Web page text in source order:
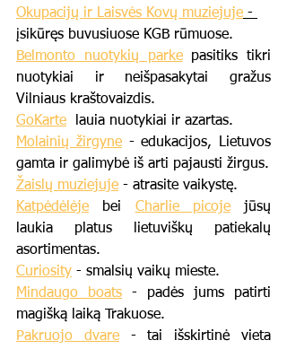
Okupacijų ir Laisvės Kovų muziejuje -
įsikūręs buvusiuose KGB rūmuose.
Belmonto nuotykių parke pasitiks tikri
nuotykiai ir neišpasakytai gražus
Vilniaus kraštovaizdis.
GoKarte lauia nuotykiai ir azartas.
Molainių žirgyne - edukacijos, Lietuvos
gamta ir galimybė iš arti pajausti žirgus.
Žaislų muziejuje - atrasite vaikystę.
Katpėdėlėje bei Charlie picoje jūsų
laukia platus lietuviškų patiekalų
asortimentas.
Curiosity - smalsių vaikų mieste.
Mindaugo boats - padės jums patirti
magišką laiką Trakuose.
Pakruojo dvare - tai išskirtinė vieta